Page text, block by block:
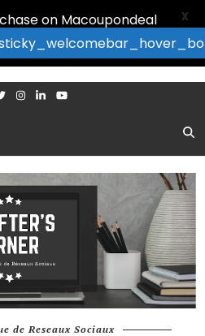
de Reseaux Sociaux
on Macoupondeal X